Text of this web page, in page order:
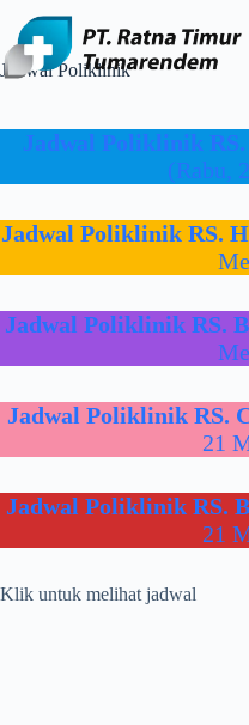
content
Jadwal Poliklinik
Jadwal Poliklinik
(Rabu,
Jadwal Poliklinik RS.
Jadwal Poliklinik RS.
Jadwal Poliklinik RS.
21
Jadwal Poliklinik RS.
21
Klik untuk melihat jadwal